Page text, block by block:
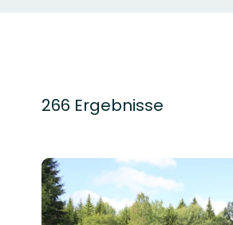
266 Ergebnisse